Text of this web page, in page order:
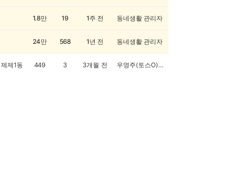
1.8만 19 1주 전 동네생활 관리자
24만 568 1년 전 동네생활 관리자
제1동 449 3 3개월 전 우영주(토스O)오전부탁